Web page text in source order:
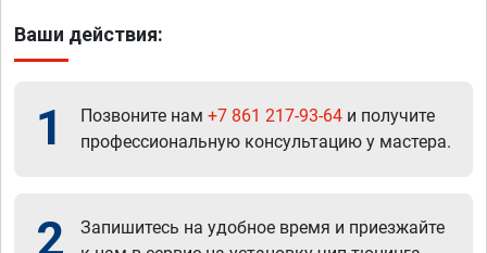
Ваши действия:
1 Позвоните нам +7 861 217-93-64 и получите
профессиональную консультацию у мастера.
2
Запишитесь на удобное время и приезжайте